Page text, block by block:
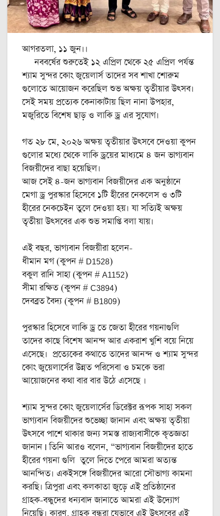
আগরতলা, ১১ জুন।।
নববর্ষের শুরুতেই ১২ এপ্রিল থেকে ২৫ এপ্রিল পর্যন্ত
শ্যাম সুন্দর কোং জুয়েলার্স তাদের সব শাখা শোরুম
গুলোতে আয়োজন করেছিল শুভ অক্ষয় তৃতীয়ার উৎসব।
সেই সময় প্রত্যেক কেনাকাটায় ছিল নানা উপহার,
মজুরিতে বিশেষ ছাড় ও লাকি ড্র এর সুযোগ।
গত ২৮ মে, ২০২৬ অক্ষয় তৃতীয়ার উৎসবে দেওয়া কুপন
গুলোর মধ্যে থেকে লাকি ড্রয়ের মাধ্যমে ৪ জন ভাগ্যবান
বিজয়ীদের বাছা হয়েছিল।
আজ সেই ৪-জন ভাগ্যবান বিজয়ীদের এক অনুষ্ঠানে
মেগা ড্র পুরস্কার হিসেবে ১টি হীরের নেকলেস ও ৩টি
হীরের নেকচেইন তুলে দেওয়া হয়। যা সত্যিই অক্ষয়
তৃতীয়া উৎসবের এক শুভ সমাপ্তি বলা যায়।
এই বছর, ভাগ্যবান বিজয়ীরা হলেন-
ধীমান মগ (কুপন # D1528)
বকুল রানি সাহা (কুপন # A1152)
সীমা রক্ষিত (কুপন # C3894)
দেবব্রত বৈদ্য (কুপন # B1809)
পুরস্কার হিসেবে লাকি ড্র তে জেতা হীরের গয়নাগুলি
তাদের কাছে বিশেষ আনন্দ আর একরাশ খুশি বয়ে নিয়ে
এসেছে। প্রত্যেকের কথাতে তাদের আনন্দ ও শ্যাম সুন্দর
কোং জুয়েলার্সের উন্নত পরিসেবা ও চমকে ভরা
আয়োজনের কথা বার বার উঠে এসেছে ।
শ্যাম সুন্দর কোং জুয়েলার্সের ডিরেক্টর রূপক সাহা সকল
ভাগ্যবান বিজয়ীদের শুভেচ্ছা জানান এবং অক্ষয় তৃতীয়া
উৎসবে পাশে থাকার জন্য সমস্ত রাজ্যবাসীকে কৃতজ্ঞতা
জানান I তিনি আরও বলেন, “ভাগ্যবান বিজয়ীদের হাতে
হীরের গয়না গুলি তুলে দিতে পেরে আমরা অত্যন্ত
আনন্দিত। একইসঙ্গে বিজয়ীদের আরো সৌভাগ্য কামনা
করছি। ত্রিপুরা এবং কলকাতা জুড়ে এই প্রতিষ্ঠানের
গ্রাহক-বন্ধুদের ধন্যবাদ জানাতে আমরা এই উদ্যোগ
নিয়েছি। কারণ, গ্রাহক বন্ধুরা যেভাবে এই উৎসবের এই